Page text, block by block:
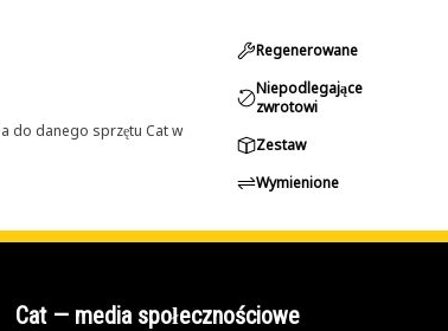
do danego sprzętu Cat w
Regenerowane
Niepodlegające
zwrotowi
Zestaw
Wymienione
Cat — media społecznościowe